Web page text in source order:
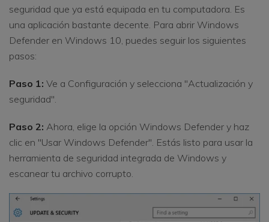
seguridad que ya está equipada en tu computadora. Es
una aplicación bastante decente. Para abrir Windows
Defender en Windows 10, puedes seguir los siguientes
pasos:
Paso 1: Ve a Configuración y selecciona "Actualización y
seguridad".
Paso 2: Ahora, elige la opción Windows Defender y haz
clic en "Usar Windows Defender". Estás listo para usar la
herramienta de seguridad integrada de Windows y
escanear tu archivo corrupto.